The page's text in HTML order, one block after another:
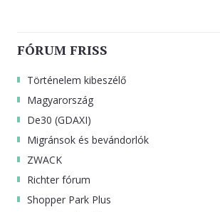
FÓRUM FRISS
Történelem kibeszélő
Magyarország
De30 (GDAXI)
Migránsok és bevándorlók
ZWACK
Richter fórum
Shopper Park Plus